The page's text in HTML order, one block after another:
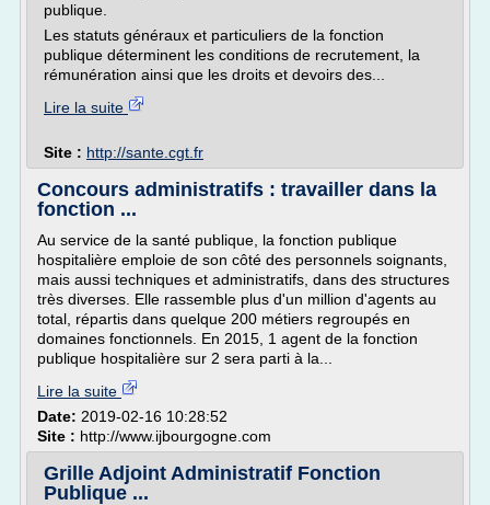
publique.
Les statuts généraux et particuliers de la fonction
publique déterminent les conditions de recrutement, la
rémunération ainsi que les droits et devoirs des...
Lire la suite
Site : http://sante.cgt.fr
Concours administratifs : travailler dans la
fonction ...
Au service de la santé publique, la fonction publique
hospitalière emploie de son côté des personnels soignants,
mais aussi techniques et administratifs, dans des structures
très diverses. Elle rassemble plus d'un million d'agents au
total, répartis dans quelque 200 métiers regroupés en
domaines fonctionnels. En 2015, 1 agent de la fonction
publique hospitalière sur 2 sera parti à la...
Lire la suite
Date: 2019-02-16 10:28:52
Site : http://www.ijbourgogne.com
Grille Adjoint Administratif Fonction
Publique ...